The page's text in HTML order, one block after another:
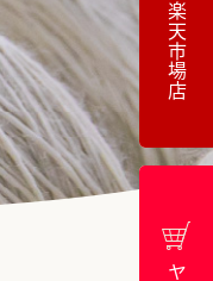
楽天市場店